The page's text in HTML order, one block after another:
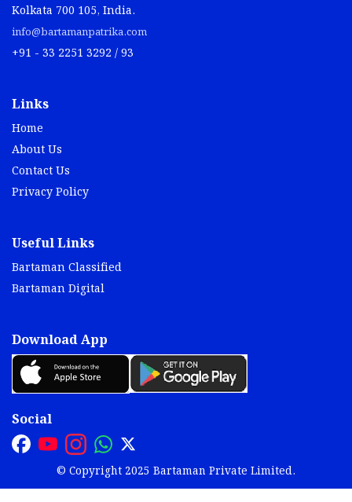
Kolkata 700 105, India.
info@bartamanpatrika.com
+91 - 33 2251 3292 / 93
Links
Home
About Us
Contact Us
Privacy Policy
Useful Links
Bartaman Classified
Bartaman Digital
Download App
Social
© Copyright 2025 Bartaman Private Limited.